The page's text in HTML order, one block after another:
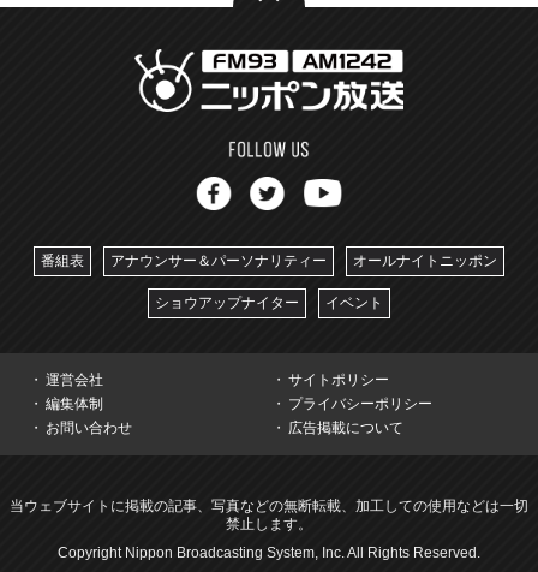
番組表 アナウンサー＆パーソナリティー オールナイトニッポン
ショウアップナイター イベント
運営会社
サイトポリシー
編集体制
プライバシーポリシー
お問い合わせ
広告掲載について
当ウェブサイトに掲載の記事、写真などの無断転載、加工しての使用などは一切
禁止します。
Copyright Nippon Broadcasting System, Inc. All Rights Reserved.